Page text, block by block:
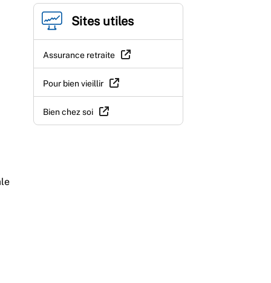
Sites utiles
Assurance retraite
Pour bien vieillir
Bien chez soi